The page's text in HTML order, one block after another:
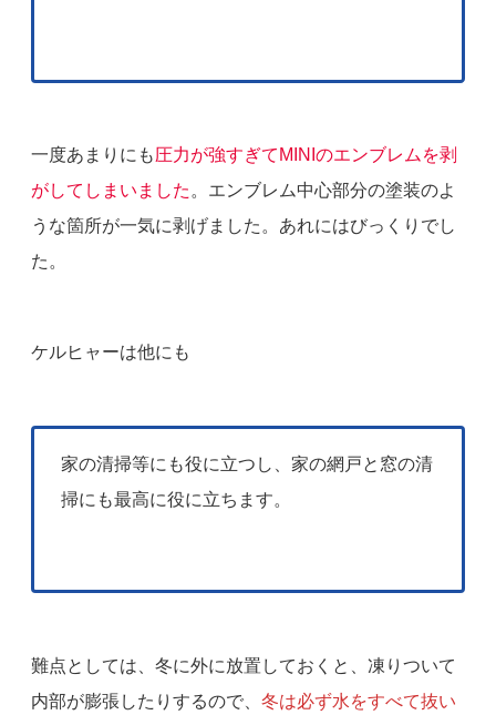
一度あまりにも圧力が強すぎてMINIのエンブレムを剥
がしてしまいました。エンブレム中心部分の塗装のよ
うな箇所が一気に剥げました。あれにはびっくりでし
た。
ケルヒャーは他にも
家の清掃等にも役に立つし、家の網戸と窓の清
掃にも最高に役に立ちます。
難点としては、冬に外に放置しておくと、凍りついて
内部が膨張したりするので、冬は必ず水をすべて抜い